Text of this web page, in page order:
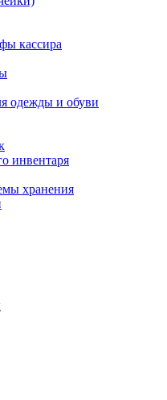
кассира
одежды и обуви
инвентаря
хранения